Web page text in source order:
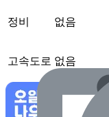
정비 없음
고속도로 없음